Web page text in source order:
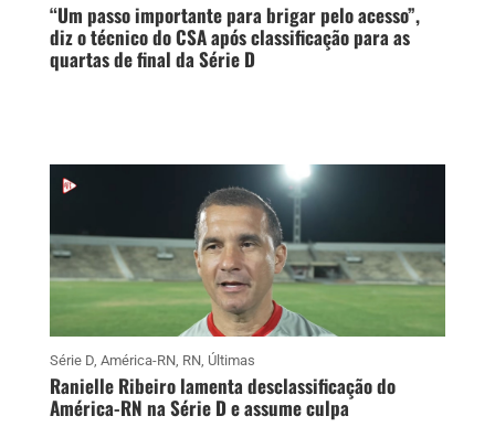
“Um passo importante para brigar pelo acesso”,
diz o técnico do CSA após classificação para as
quartas de final da Série D
Série D, América-RN, RN, Últimas
Ranielle Ribeiro lamenta desclassificação do
América-RN na Série D e assume culpa